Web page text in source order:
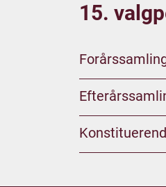
15.